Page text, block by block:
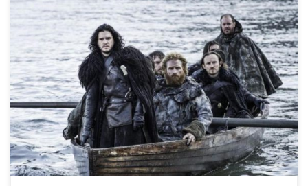
La quinta temporada de Juego de Tronos ha llegado a su fin y son
muchas y muy variadas las críticas en torno a ella. Los hay que les
ha encantado de principio a fin; otros les ha parecido bastante
floja, a excepción de los últimos episodios; otros, en cambio, no
[…]